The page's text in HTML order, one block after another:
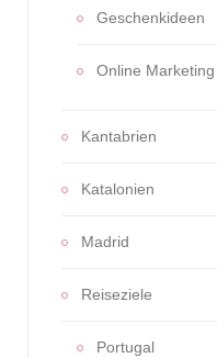
Geschenkideen
Online Marketing
Kantabrien
Katalonien
Madrid
Reiseziele
Portugal